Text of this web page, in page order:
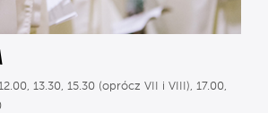
13.30, 15.30 (oprócz VII i VIII), 17.00,